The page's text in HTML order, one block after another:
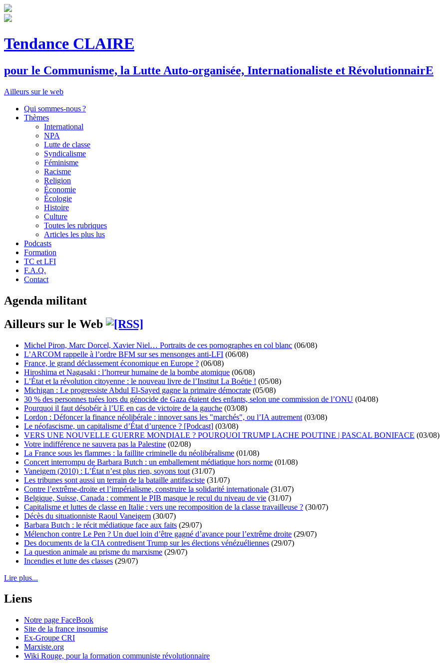
Tendance CLAIRE
pour le Communisme, la Lutte Auto-organisée, Internationaliste et RévolutionnairE
Ailleurs sur le web
Qui sommes-nous ?
Thèmes
International
NPA
Lutte de classe
Syndicalisme
Féminisme
Racisme
Religion
Économie
Écologie
Histoire
Culture
Toutes les rubriques
Articles les plus lus
Podcasts
Formation
TC et LFI
F.A.Q.
Contact
Agenda militant
Ailleurs sur le Web
Michel Piron, Marc Dorcel, Xavier Niel… Portraits de ces pornographes en col blanc (06/08)
L’ARCOM rappelle à l’ordre BFM sur ses mensonges anti-LFI (06/08)
France, le grand déclassement économique en Europe ? (06/08)
Hiroshima et Nagasaki : l’horreur humaine de la bombe atomique (06/08)
L’État et la révolution citoyenne : le nouveau livre de l’Institut La Boétie ! (05/08)
Michigan : Le progressiste Abdul El-Sayed gagne la primaire démocrate (05/08)
30 % des personnes tuées lors du génocide de Gaza étaient des enfants, selon une commission de l’ONU (04/08)
Pourquoi il faut désobéir à l’UE en cas de victoire de la gauche (03/08)
Lordon : Défoncer la finance néolibérale : innover sans les "marchés", ou l’IA autrement (03/08)
Le néofascisme, un capitalisme d’État d’urgence ? [Podcast] (03/08)
VERS UNE NOUVELLE GUERRE MONDIALE ? POURQUOI TRUMP LACHE POUTINE | PASCAL BONIFACE (03/08)
Votre indifférence ne sauvera pas la Palestine (02/08)
La France sous les flammes : la faillite criminelle du néolibéralisme (01/08)
Concert interrompu de Barbara Butch : un emballement médiatique hors norme (01/08)
Vaneigem (2010) : L’État n’est plus rien, soyons tout (31/07)
Les tribunes sont aussi un terrain de la bataille antifasciste (31/07)
Contre l’extrême-droite et l’impérialisme, construire la solidarité internationale (31/07)
Belgique, Suisse, Canada : comment le PIB masque le recul du niveau de vie (31/07)
Capitalisme et luttes de classe en Italie : vers une recomposition de la classe travailleuse ? (30/07)
Décès du situationniste Raoul Vaneigem (30/07)
Barbara Butch : le récit médiatique face aux faits (29/07)
Mélenchon contre Le Pen ? Un duel loin d’être gagné d’avance pour l’extrême droite (29/07)
Des documents de la CIA contredisent Trump sur les élections vénézuéliennes (29/07)
La question animale au prisme du marxisme (29/07)
Incendies et lutte des classes (29/07)
Lire plus...
Liens
Notre page FaceBook
Site de la france insoumise
Ex-Groupe CRI
Marxiste.org
Wiki Rouge, pour la formation communiste révolutionnaire